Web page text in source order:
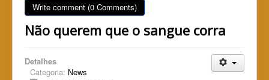
Write comment (0 Comments)
Não querem que o sangue corra
Detalhes
Categoria: News